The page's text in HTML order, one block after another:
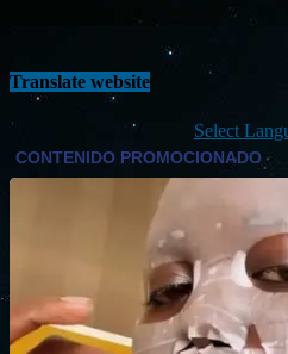
Translate website
Select